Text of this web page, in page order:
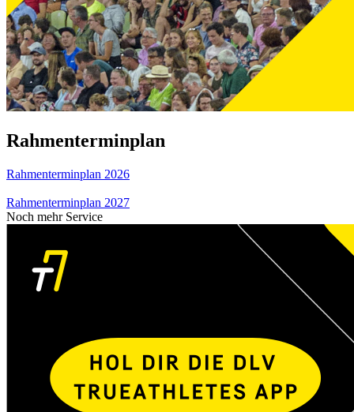
Rahmenterminplan
Rahmenterminplan 2026
Rahmenterminplan 2027
Noch mehr Service